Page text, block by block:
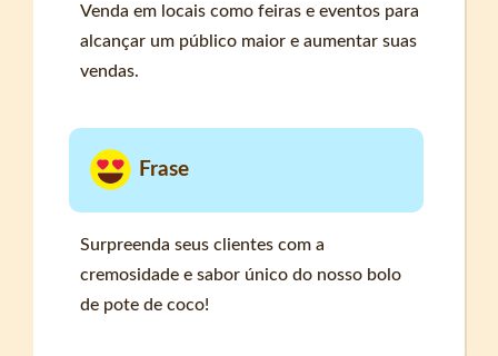
Venda em locais como feiras e eventos para
alcançar um público maior e aumentar suas
vendas.
Frase
Surpreenda seus clientes com a
cremosidade e sabor único do nosso bolo
de pote de coco!